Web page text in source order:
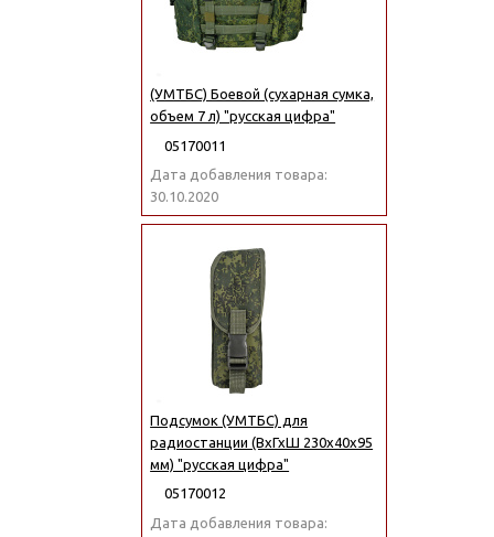
(УМТБС) Боевой (сухарная сумка,
объем 7 л) "русская цифра"
05170011
Дата добавления товара:
30.10.2020
Подсумок (УМТБС) для
радиостанции (ВхГхШ 230х40х95
мм) "русская цифра"
05170012
Дата добавления товара: